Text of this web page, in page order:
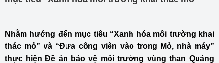
Nhằm hướng đến mục tiêu “Xanh hóa môi trường khai
thác mỏ” và “Đưa công viên vào trong Mỏ, nhà máy”
thực hiện Đề án bảo vệ môi trường vùng than Quảng